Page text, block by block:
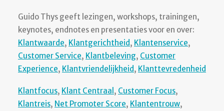
Guido Thys geeft lezingen, workshops, trainingen,
keynotes, endnotes en presentaties voor en over:
Klantwaarde, Klantgerichtheid, Klantenservice,
Customer Service, Klantbeleving, Customer
Experience, Klantvriendelijkheid, Klanttevredenheid
Klantfocus, Klant Centraal , Customer Focus,
Klantreis, Net Promoter Score, Klantentrouw,